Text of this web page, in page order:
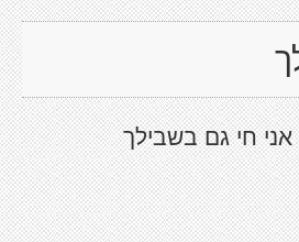
חי גם בשבילך